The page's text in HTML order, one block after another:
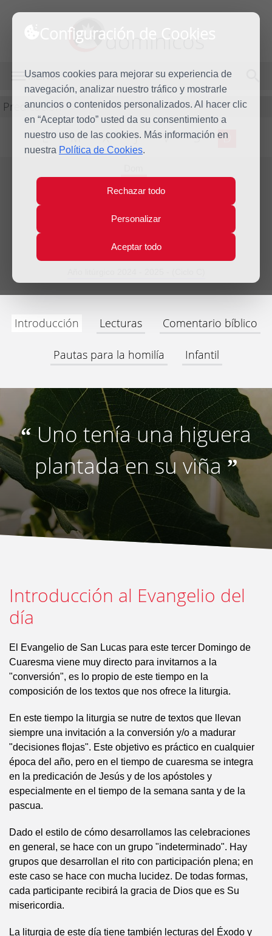
Configuración de Cookies
Usamos cookies para mejorar su experiencia de
navegación, analizar nuestro tráfico y mostrarle
anuncios o contenidos personalizados. Al hacer clic
en “Aceptar todo” usted da su consentimiento a
nuestro uso de las cookies. Más información en
nuestra Política de Cookies.
Rechazar todo
Personalizar
Aceptar todo
dominicos
MENÚ
Predicación
L M X J V S D
23
Mar
Homilía III Domingo de
Cuaresma
Introducción Lecturas Comentario bíblico
Pautas para la homilía Infantil
“Uno tenía una higuera
plantada en su viña”
Introducción al Evangelio del
día
El Evangelio de San Lucas para este tercer Domingo de
Cuaresma viene muy directo para invitarnos a la
"conversión", es lo propio de este tiempo en la
composición de los textos que nos ofrece la liturgia.
En este tiempo la liturgia se nutre de textos que llevan
siempre una invitación a la conversión y/o a madurar
"decisiones flojas". Este objetivo es práctico en cualquier
época del año, pero en el tiempo de cuaresma se integra
en la predicación de Jesús y de los apóstoles y
especialmente en el tiempo de la semana santa y de la
pascua.
Dado el estilo de cómo desarrollamos las celebraciones
en general, se hace con un grupo "indeterminado". Hay
grupos que desarrollan el rito con participación plena; en
este caso se hace con mucha lucidez. De todas formas,
cada participante recibirá la gracia de Dios que es Su
misericordia.
La liturgia de este día tiene también lecturas del Éxodo y